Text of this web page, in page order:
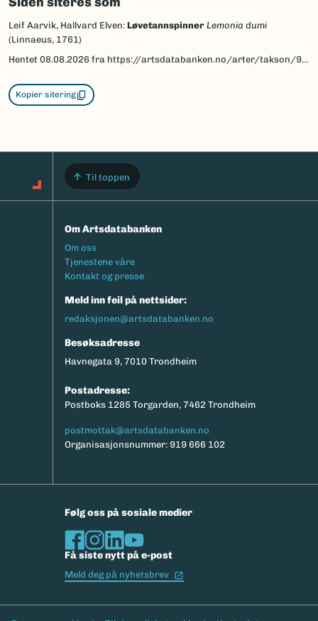
Leif Aarvik, Hallvard Elven: Løvetannspinner Lemonia dumi
(Linnaeus, 1761)
Hentet 08.08.2026 fra https://artsdatabanken.no/arter/takson/95231/beskrivelse
Kopier sitering
Til toppen
Om Artsdatabanken
Footermeny
Om oss
Tjenestene våre
Kontakt og presse
Meld inn feil på nettsider:
redaksjonen@artsdatabanken.no
Besøksadresse
Havnegata 9, 7010 Trondheim
Postadresse:
Postboks 1285 Torgarden, 7462 Trondheim
postmottak@artsdatabanken.no
Organisasjonsnummer: 919 666 102
Følg oss på sosiale medier
Få siste nytt på e-post
Meld deg på nyhetsbrev